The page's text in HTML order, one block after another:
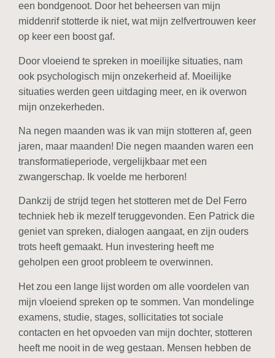
een bondgenoot. Door het beheersen van mijn
middenrif stotterde ik niet, wat mijn zelfvertrouwen keer
op keer een boost gaf.
Door vloeiend te spreken in moeilijke situaties, nam
ook psychologisch mijn onzekerheid af. Moeilijke
situaties werden geen uitdaging meer, en ik overwon
mijn onzekerheden.
Na negen maanden was ik van mijn stotteren af, geen
jaren, maar maanden! Die negen maanden waren een
transformatieperiode, vergelijkbaar met een
zwangerschap. Ik voelde me herboren!
Dankzij de strijd tegen het stotteren met de Del Ferro
techniek heb ik mezelf teruggevonden. Een Patrick die
geniet van spreken, dialogen aangaat, en zijn ouders
trots heeft gemaakt. Hun investering heeft me
geholpen een groot probleem te overwinnen.
Het zou een lange lijst worden om alle voordelen van
mijn vloeiend spreken op te sommen. Van mondelinge
examens, studie, stages, sollicitaties tot sociale
contacten en het opvoeden van mijn dochter, stotteren
heeft me nooit in de weg gestaan. Mensen hebben de